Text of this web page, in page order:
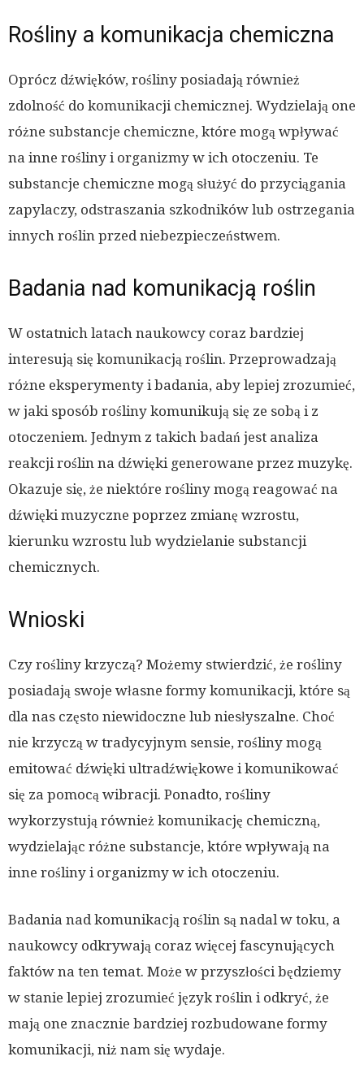
Rośliny a komunikacja chemiczna
Oprócz dźwięków, rośliny posiadają również
zdolność do komunikacji chemicznej. Wydzielają one
różne substancje chemiczne, które mogą wpływać
na inne rośliny i organizmy w ich otoczeniu. Te
substancje chemiczne mogą służyć do przyciągania
zapylaczy, odstraszania szkodników lub ostrzegania
innych roślin przed niebezpieczeństwem.
Badania nad komunikacją roślin
W ostatnich latach naukowcy coraz bardziej
interesują się komunikacją roślin. Przeprowadzają
różne eksperymenty i badania, aby lepiej zrozumieć,
w jaki sposób rośliny komunikują się ze sobą i z
otoczeniem. Jednym z takich badań jest analiza
reakcji roślin na dźwięki generowane przez muzykę.
Okazuje się, że niektóre rośliny mogą reagować na
dźwięki muzyczne poprzez zmianę wzrostu,
kierunku wzrostu lub wydzielanie substancji
chemicznych.
Wnioski
Czy rośliny krzyczą? Możemy stwierdzić, że rośliny
posiadają swoje własne formy komunikacji, które są
dla nas często niewidoczne lub niesłyszalne. Choć
nie krzyczą w tradycyjnym sensie, rośliny mogą
emitować dźwięki ultradźwiękowe i komunikować
się za pomocą wibracji. Ponadto, rośliny
wykorzystują również komunikację chemiczną,
wydzielając różne substancje, które wpływają na
inne rośliny i organizmy w ich otoczeniu.
Badania nad komunikacją roślin są nadal w toku, a
naukowcy odkrywają coraz więcej fascynujących
faktów na ten temat. Może w przyszłości będziemy
w stanie lepiej zrozumieć język roślin i odkryć, że
mają one znacznie bardziej rozbudowane formy
komunikacji, niż nam się wydaje.